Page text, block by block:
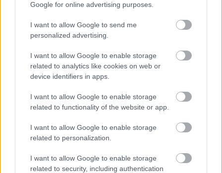
Google for online advertising purposes.
I want to allow Google to send me
personalized advertising.
I want to allow Google to enable storage
related to analytics like cookies on web or
device identifiers in apps.
I want to allow Google to enable storage
related to functionality of the website or app.
I want to allow Google to enable storage
related to personalization.
I want to allow Google to enable storage
related to security, including authentication
μαθαίνετε όλα τα νέα.
newsκαι μάθετε τα πάντα γύρω από
τη διατροφή, τη γυμναστική, το σεξ
και την ψυχική υγεία.
ΔΙΑΒΑΖΟΝΤΑΙ ΤΩΡΑ